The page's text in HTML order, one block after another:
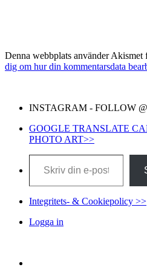
Denna webbplats använder Akismet
dig om hur din kommentarsdata
INSTAGRAM - FOLLOW
GOOGLE TRANSLATE
PHOTO ART>>
Skriv din e-post …
Integritets- & Cookiepolicy >>
Logga in